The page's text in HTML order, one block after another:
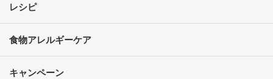
レシピ
食物アレルギーケア
キャンペーン